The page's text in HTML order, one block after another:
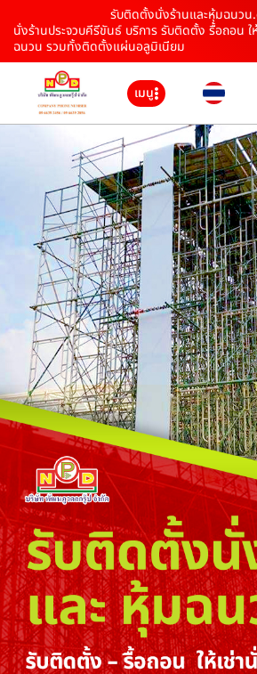
รับติดตั้งนั่งร้านและหุ้มฉนวน
นั่งร้านประจวบคีรีขันธ์ บริการ รับติดตั้ง รื้อถอน ใ
ฉนวน รวมทั้งติดตั้งแผ่นอลูมิเนียม
เมนู